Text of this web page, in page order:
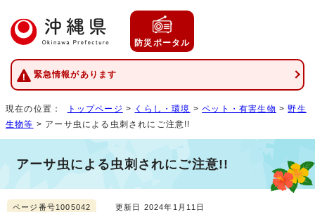
防災ポータル
緊急情報があります
現在の位置： トップページ > くらし・環境 >ペット・有害生物 >野生
生物等 > アーサ虫による虫刺されにご注意!!
アーサ虫による虫刺されにご注意!!
ページ番号1005042 更新日 2024年1月11日